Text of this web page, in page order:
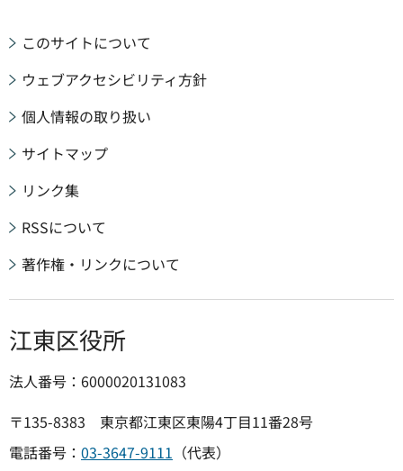
このサイトについて
ウェブアクセシビリティ方針
個人情報の取り扱い
サイトマップ
リンク集
RSSについて
著作権・リンクについて
江東区役所
法人番号：6000020131083
〒135-8383 東京都江東区東陽4丁目11番28号
電話番号： 03-3647-9111 （代表）